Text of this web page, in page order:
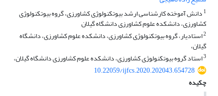
1 دانش آموخته کارشناسی ارشد بیوتکنولوژی کشاورزی، گروه بیوتکنولوژی
کشاورزی، دانشکده علوم کشاورزی دانشگاه گیلان
2استادیار، گروه بیوتکنولوژی کشاورزی، دانشکده علوم کشاورزی، دانشگاه
گیلان،
3استاد گروه بیوتکنولوژی کشاورزی، دانشکده علوم کشاورزی دانشگاه گیلان،
10.22059/ijfcs.2020.202043.654728
چکیده